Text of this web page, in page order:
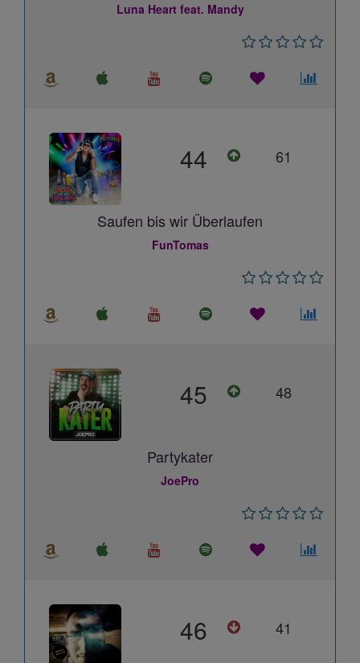
Luna Heart feat. Mandy
44 61
Saufen bis wir Überlaufen
FunTomas
45 48
Partykater
JoePro
46 41